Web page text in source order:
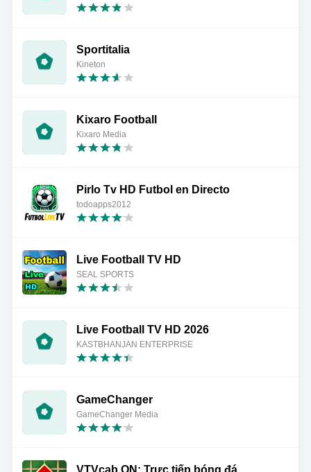
Sportitalia
Kineton
Kixaro Football
Kixaro Media
Pirlo Tv HD Futbol en Directo
todoapps2012
Live Football TV HD
SEAL SPORTS
Live Football TV HD 2026
KASTBHANJAN ENTERPRISE
GameChanger
GameChanger Media
VTVcab ON: Trực tiếp bóng đá